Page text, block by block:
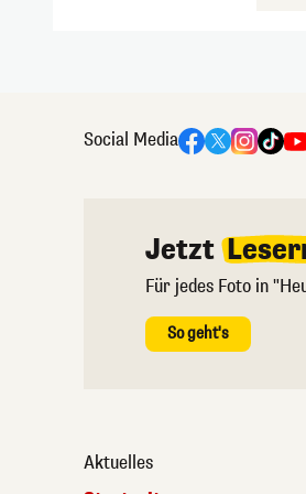
Social Media
Jetzt
Für jedes Foto in
So geht's
Aktuelles